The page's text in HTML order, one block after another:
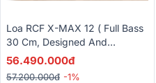
Loa RCF X-MAX 12 ( Full Bass
30 Cm, Designed And
Engineered In Italy)
56.490.000đ
57.200.000đ -1%